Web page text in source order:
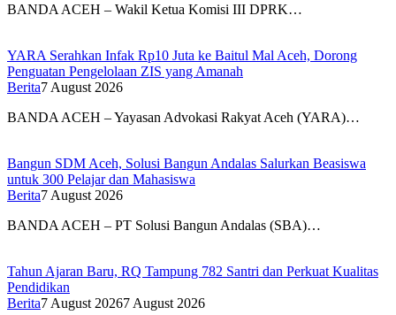
BANDA ACEH – Wakil Ketua Komisi III DPRK…
YARA Serahkan Infak Rp10 Juta ke Baitul Mal Aceh, Dorong
Penguatan Pengelolaan ZIS yang Amanah
Berita7 August 2026
BANDA ACEH – Yayasan Advokasi Rakyat Aceh (YARA)…
Bangun SDM Aceh, Solusi Bangun Andalas Salurkan Beasiswa
untuk 300 Pelajar dan Mahasiswa
Berita7 August 2026
BANDA ACEH – PT Solusi Bangun Andalas (SBA)…
Tahun Ajaran Baru, RQ Tampung 782 Santri dan Perkuat Kualitas
Pendidikan
Berita7 August 20267 August 2026